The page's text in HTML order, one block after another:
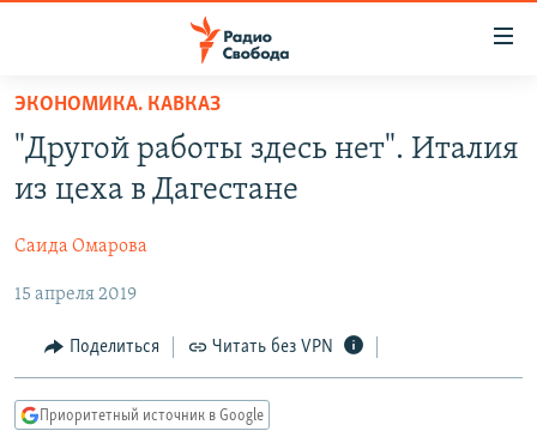
упрощенного
доступа
основному
Вернутся
главной
навигации
Вернутся
ПРОГРАММЫ
ПОДКАСТЫ
ЦИТАТЫ СВОБОДЫ
МНЕНИЯ
КУЛЬТУРА
IDEL.РЕАЛИИ
КАВКАЗ.РЕАЛИИ
ЭКОНОМИКА. КАВКАЗ
"Другой работы здесь нет". Италия
из цеха в Дагестане
Саида Омарова
15 апреля 2019
Поделиться Читать без VPN
Приоритетный источник в Google